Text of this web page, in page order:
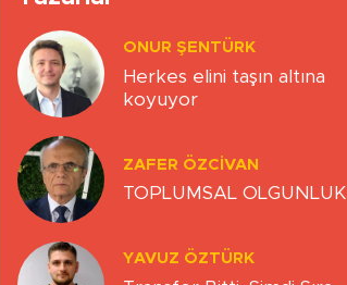
ONUR ŞENTÜRK
Herkes elini taşın altına
koyuyor
ZAFER ÖZCIVAN
TOPLUMSAL OLGUNLUK
YAVUZ ÖZTÜRK